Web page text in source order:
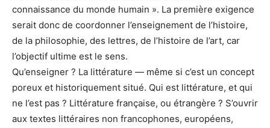
connaissance du monde humain ». La première exigence
serait donc de coordonner l’enseignement de l’histoire,
de la philosophie, des lettres, de l’histoire de l’art, car
l’objectif ultime est le sens.
Qu’enseigner ? La littérature — même si c’est un concept
poreux et historiquement situé. Qui est littérature, et qui
ne l’est pas ? Littérature française, ou étrangère ? S’ouvrir
aux textes littéraires non francophones, européens,